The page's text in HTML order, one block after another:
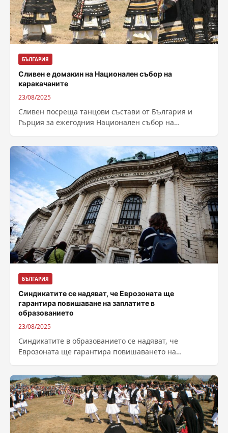
БЪЛГАРИЯ
Сливен е домакин на Национален събор на
каракачаните
23/08/2025
Сливен посреща танцови състави от България и
Гърция за ежегодния Национален събор на
Тридесет...
БЪЛГАРИЯ
Синдикатите се надяват, че Еврозоната ще
гарантира повишаване на заплатите в
образованието
23/08/2025
Синдикатите в образованието се надяват, че
Еврозоната ще гарантира повишаването на
министерството на образованието...